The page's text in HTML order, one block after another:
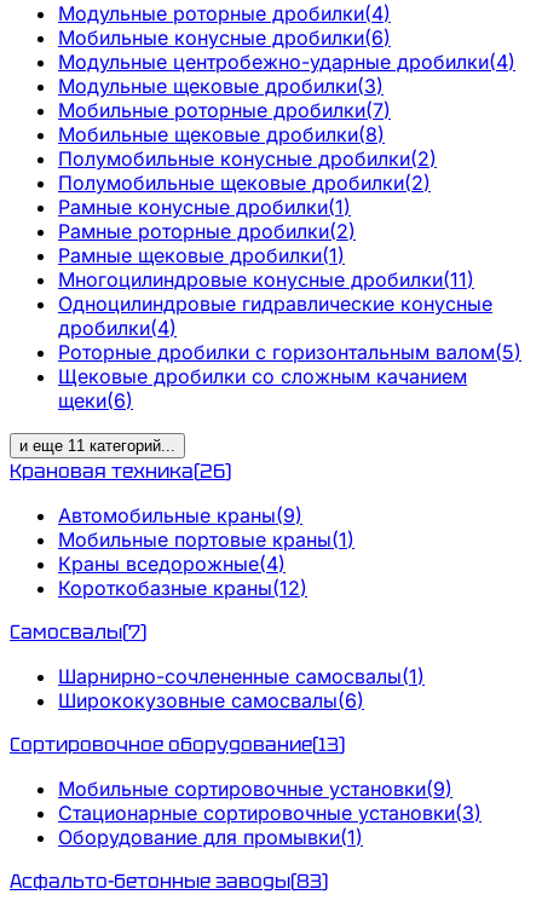
Модульные роторные дробилки(4)
Мобильные конусные дробилки(6)
Модульные центробежно-ударные дробилки(4)
Модульные щековые дробилки(3)
Мобильные роторные дробилки(7)
Мобильные щековые дробилки(8)
Полумобильные конусные дробилки(2)
Полумобильные щековые дробилки(2)
Рамные конусные дробилки(1)
Рамные роторные дробилки(2)
Рамные щековые дробилки(1)
Многоцилиндровые конусные дробилки(11)
Одноцилиндровые гидравлические конусные
дробилки(4)
Роторные дробилки с горизонтальным валом(5)
Щековые дробилки со сложным качанием
щеки(6)
и еще 11 категорий...
Крановая техника(26)
Автомобильные краны(9)
Мобильные портовые краны(1)
Краны вседорожные(4)
Короткобазные краны(12)
Самосвалы(7)
Шарнирно-сочлененные самосвалы(1)
Ширококузовные самосвалы(6)
Сортировочное оборудование(13)
Мобильные сортировочные установки(9)
Стационарные сортировочные установки(3)
Оборудование для промывки(1)
Асфальто-бетонные заводы(83)